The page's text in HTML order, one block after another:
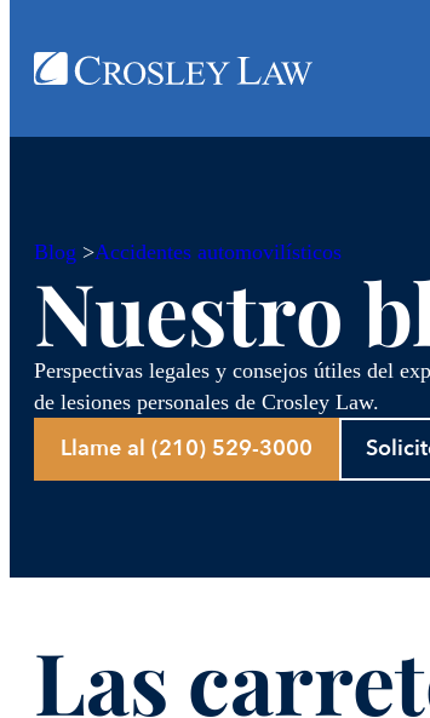
Blog >Accidentes automovilísticos
Nuestro
Perspectivas legales y consejos útiles del
de lesiones personales de Crosley Law.
Llame al (210) 529-3000
Las